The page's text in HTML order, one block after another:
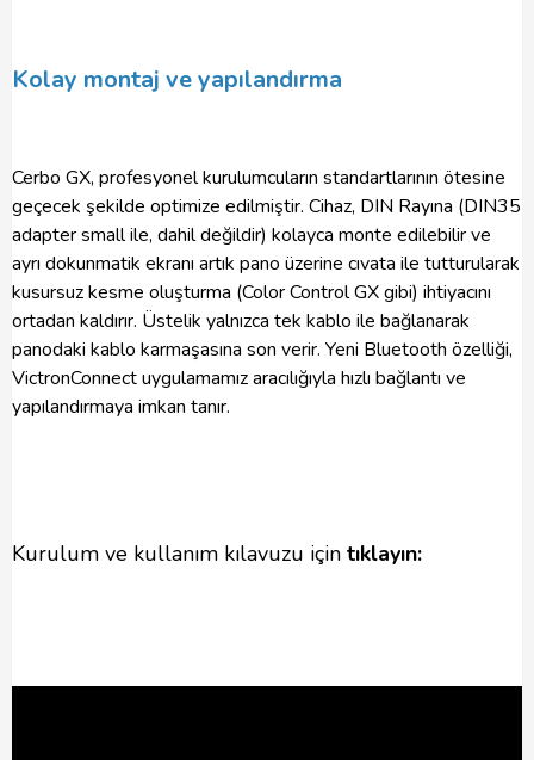
Kolay montaj ve yapılandırma
Cerbo GX, profesyonel kurulumcuların standartlarının ötesine
geçecek şekilde optimize edilmiştir. Cihaz, DIN Rayına (DIN35
adapter small ile, dahil değildir) kolayca monte edilebilir ve
ayrı dokunmatik ekranı artık pano üzerine cıvata ile tutturularak
kusursuz kesme oluşturma (Color Control GX gibi) ihtiyacını
ortadan kaldırır. Üstelik yalnızca tek kablo ile bağlanarak
panodaki kablo karmaşasına son verir. Yeni Bluetooth özelliği,
VictronConnect uygulamamız aracılığıyla hızlı bağlantı ve
yapılandırmaya imkan tanır.
Kurulum ve kullanım kılavuzu için tıklayın: